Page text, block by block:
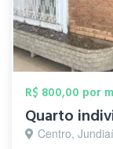
R$ 800,00 por
Quarto
Centro,